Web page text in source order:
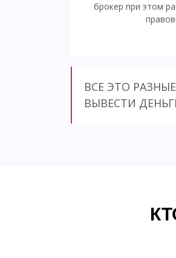
брокер при этом
ВСЕ ЭТО
ВЫВЕСТИ